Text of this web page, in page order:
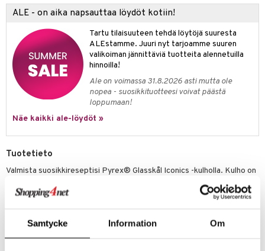
Samtycke Information Om
ALE - on aika napsauttaa löydöt kotiin!
Tartu tilaisuuteen tehdä löytöjä suuresta
ALEstamme. Juuri nyt tarjoamme suuren
valikoiman jännittäviä tuotteita alennetuilla
hinnoilla!
Ale on voimassa 31.8.2026 asti mutta ole
nopea - suosikkituotteesi voivat päästä
loppumaan!
Näe kaikki ale-löydöt »
Tuotetieto
Valmista suosikkireseptisi Pyrex® Glasskål Iconics -kulholla. Kulho on
borosilikaattilasista! Pyrex® on numero 1 lämpö- ja mekaanisessa
kestävyydessä! Hygieeninen, naarmuuntumaton ja BPA-vapaa!
laatua jokaisessa yksityiskohdassa!
Art
& Hyllyt
& Koukut
& Korit
tekstiilit
& Tyynyliinat
& Peitot
ruokinta
& vastauksia